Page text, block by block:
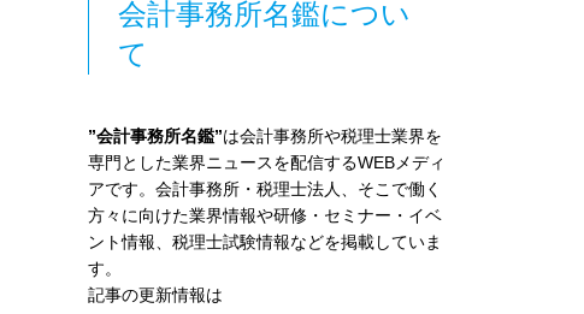
会計事務所名鑑につい
て
”会計事務所名鑑”は会計事務所や税理士業界を
専門とした業界ニュースを配信するWEBメディ
アです。会計事務所・税理士法人、そこで働く
方々に向けた業界情報や研修・セミナー・イベ
ント情報、税理士試験情報などを掲載していま
す。
記事の更新情報は